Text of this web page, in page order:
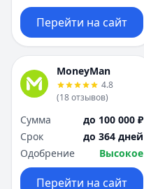
Перейти на сайт
MoneyMan
4.8
(18отзывов)
Сумма
до 100 000 ₽
Срок
до 364 дней
Одобрение
Высокое
Перейти на сайт